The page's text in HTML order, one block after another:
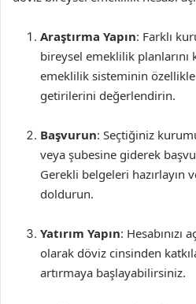
Araştırma Yapın: Farklı
bireysel emeklilik planlarını
emeklilik sisteminin
getirilerini değerlendirin.
Başvurun: Seçtiğiniz
veya şubesine giderek
Gerekli belgeleri hazırlayın
doldurun.
Yatırım Yapın: Hesabınızı
olarak döviz cinsinden
artırmaya başlayabilirsiniz.